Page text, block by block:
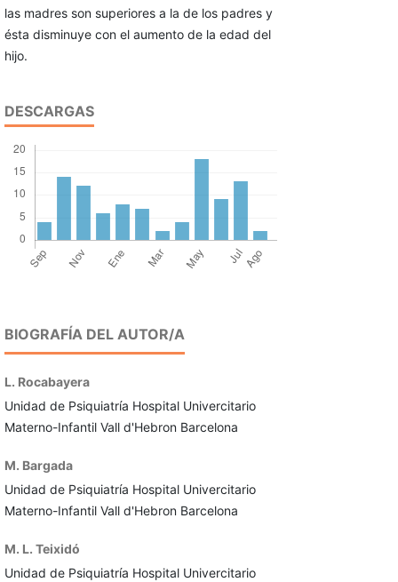
las madres son superiores a la de los padres y
ésta disminuye con el aumento de la edad del
hijo.
DESCARGAS
BIOGRAFÍA DEL AUTOR/A
L. Rocabayera
Unidad de Psiquiatría Hospital Univercitario
Materno-Infantil Vall d'Hebron Barcelona
M. Bargada
Unidad de Psiquiatría Hospital Univercitario
Materno-Infantil Vall d'Hebron Barcelona
M. L. Teixidó
Unidad de Psiquiatría Hospital Univercitario